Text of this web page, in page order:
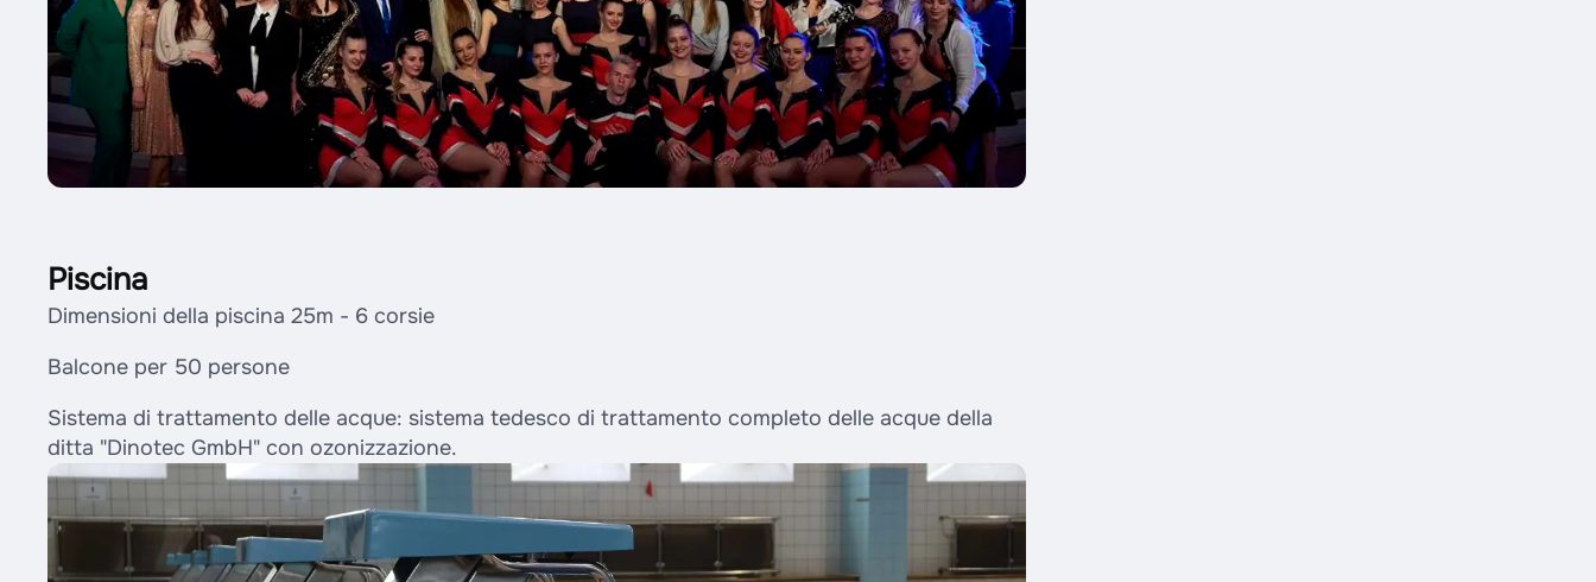
Piscina
Dimensioni della piscina 25m - 6 corsie
Balcone per 50 persone
Sistema di trattamento delle acque: sistema tedesco di trattamento completo delle acque della
ditta "Dinotec GmbH" con ozonizzazione.